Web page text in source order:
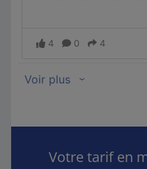
Votre tarif en